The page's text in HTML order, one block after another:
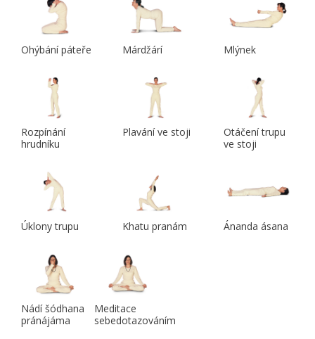
Ohýbání páteře Márdžárí Mlýnek
Rozpínání
hrudníku
Plavání ve stoji
Otáčení trupu
ve stoji
Úklony trupu Khatu pranám Ánanda ásana
Nádí šódhana
pránájáma
Meditace
sebedotazováním